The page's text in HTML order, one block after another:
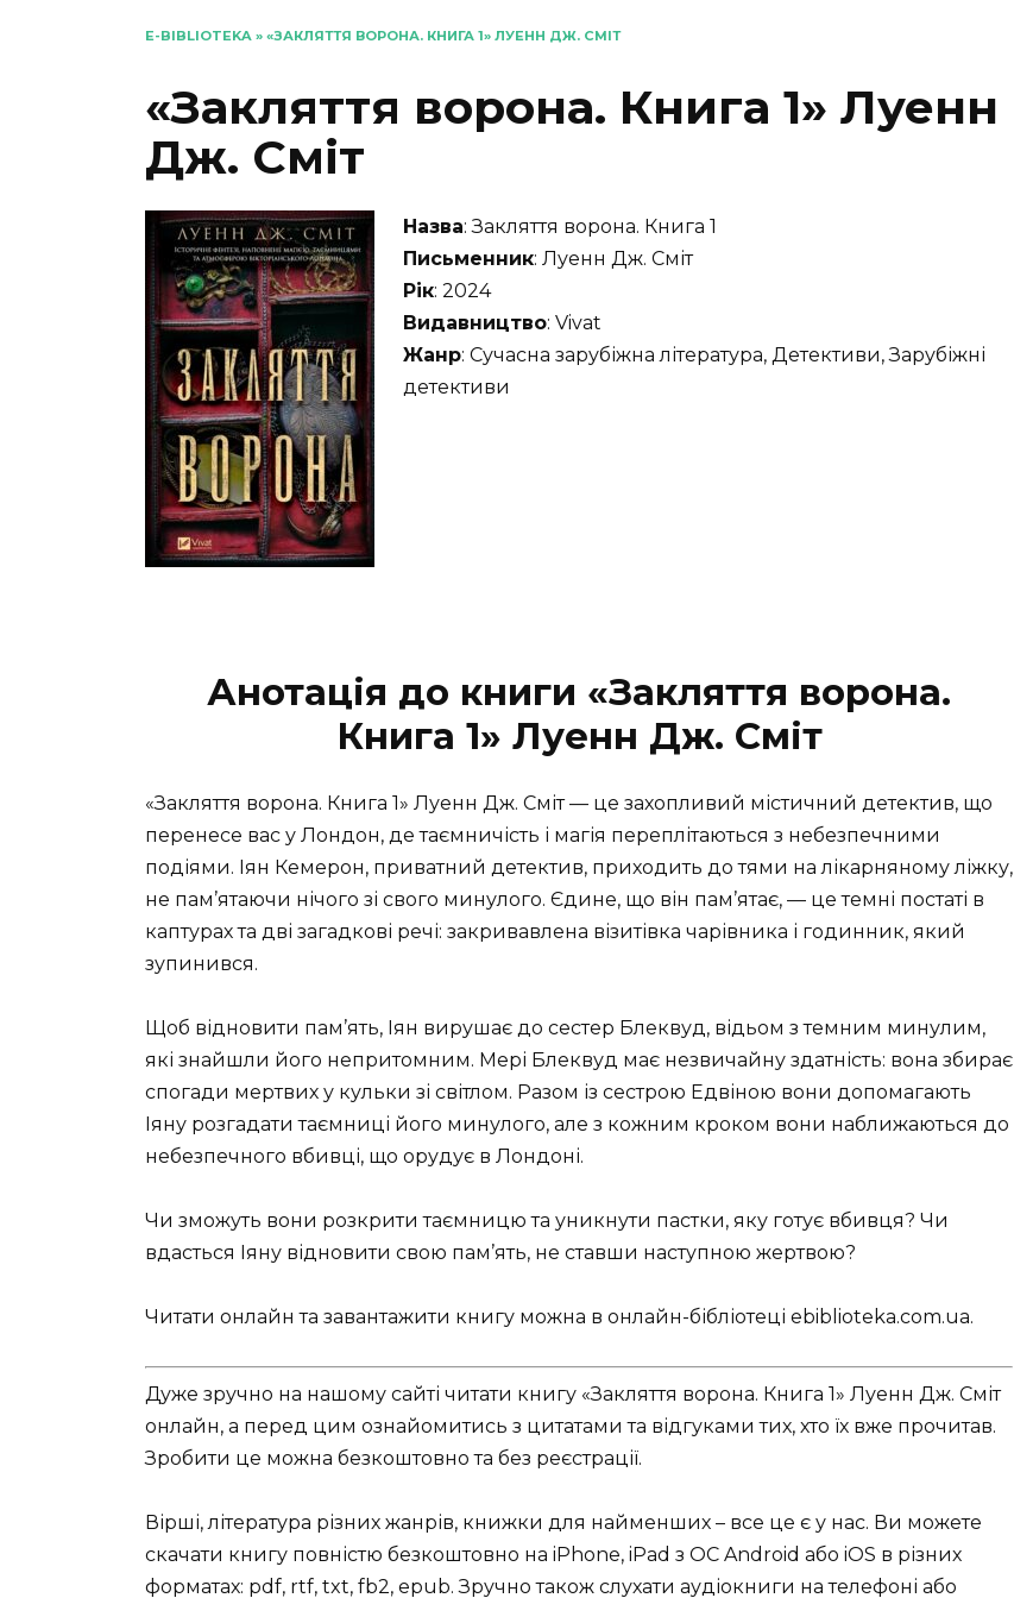
E-BIBLIOTEKA » «ЗАКЛЯТТЯ ВОРОНА. КНИГА 1» ЛУЕНН ДЖ. СМІТ
«Закляття ворона. Книга 1» Луенн
Дж. Сміт
Назва: Закляття ворона. Книга 1
Письменник: Луенн Дж. Сміт
Рік: 2024
Видавництво: Vivat
Жанр: Сучасна зарубіжна література, Детективи, Зарубіжні
детективи
Анотація до книги «Закляття ворона.
Книга 1» Луенн Дж. Сміт
«Закляття ворона. Книга 1» Луенн Дж. Сміт — це захопливий містичний детектив, що
перенесе вас у Лондон, де таємничість і магія переплітаються з небезпечними
подіями. Іян Кемерон, приватний детектив, приходить до тями на лікарняному ліжку,
не пам’ятаючи нічого зі свого минулого. Єдине, що він пам’ятає, — це темні постаті в
каптурах та дві загадкові речі: закривавлена візитівка чарівника і годинник, який
зупинився.
Щоб відновити пам’ять, Іян вирушає до сестер Блеквуд, відьом з темним минулим,
які знайшли його непритомним. Мері Блеквуд має незвичайну здатність: вона збирає
спогади мертвих у кульки зі світлом. Разом із сестрою Едвіною вони допомагають
Іяну розгадати таємниці його минулого, але з кожним кроком вони наближаються до
небезпечного вбивці, що орудує в Лондоні.
Чи зможуть вони розкрити таємницю та уникнути пастки, яку готує вбивця? Чи
вдасться Іяну відновити свою пам’ять, не ставши наступною жертвою?
Читати онлайн та завантажити книгу можна в онлайн-бібліотеці ebiblioteka.com.ua.
Дуже зручно на нашому сайті читати книгу «Закляття ворона. Книга 1» Луенн Дж. Сміт
онлайн, а перед цим ознайомитись з цитатами та відгуками тих, хто їх вже прочитав.
Зробити це можна безкоштовно та без реєстрації.
Вірші, література різних жанрів, книжки для найменших – все це є у нас. Ви можете
скачати книгу повністю безкоштовно на iPhone, iPad з ОС Android або iOS в різних
форматах: pdf, rtf, txt, fb2, epub. Зручно також слухати аудіокниги на телефоні або